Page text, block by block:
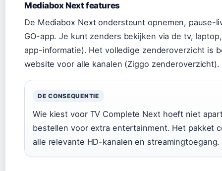
Mediabox Next features
De Mediabox Next ondersteunt opnemen, pause-
GO-app. Je kunt zenders bekijken via de tv,
app-informatie). Het volledige zenderoverzicht is
website voor alle kanalen (Ziggo zenderoverzicht).
DE CONSEQUENTIE
Wie kiest voor TV Complete Next hoeft niet
bestellen voor extra entertainment. Het pakket
alle relevante HD-kanalen en streamingtoegang.